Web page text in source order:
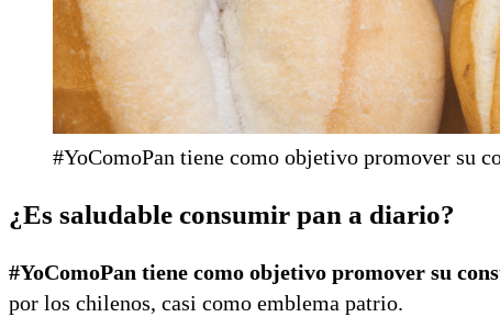
#YoComoPan tiene como objetivo promover su
¿Es saludable consumir pan a diario?
#YoComoPan tiene como objetivo promover su
por los chilenos, casi como emblema patrio.